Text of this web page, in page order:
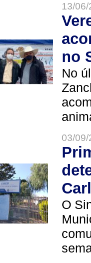
13/
no
No
03/
O